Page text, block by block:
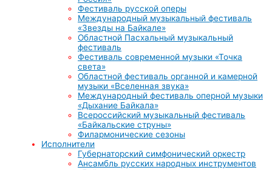
Фестиваль русской оперы
Международный музыкальный фестиваль
«Звезды на Байкале»
Областной Пасхальный музыкальный
фестиваль
Фестиваль современной музыки «Точка
света»
Областной фестиваль органной и камерной
музыки «Вселенная звука»
Международный фестиваль оперной музыки
«Дыхание Байкала»
Всероссийский музыкальный фестиваль
«Байкальские струны»
Филармонические сезоны
Исполнители
Губернаторский симфонический оркестр
Ансамбль русских народных инструментов